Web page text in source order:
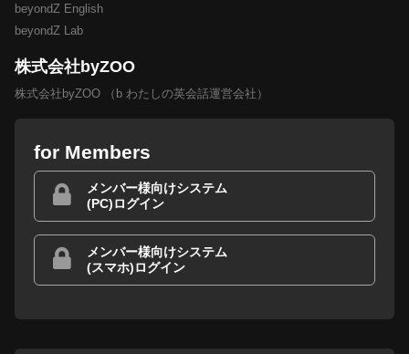
beyondZ English
beyondZ Lab
株式会社byZOO
株式会社byZOO （b わたしの英会話運営会社）
for Members
メンバー様向けシステム
(PC)ログイン
メンバー様向けシステム
(スマホ)ログイン